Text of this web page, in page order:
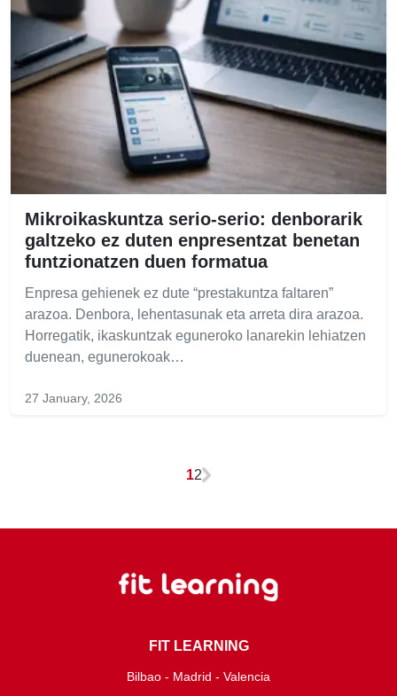
Mikroikaskuntza serio-serio: denborarik
galtzeko ez duten enpresentzat benetan
funtzionatzen duen formatua
Enpresa gehienek ez dute “prestakuntza faltaren”
arazoa. Denbora, lehentasunak eta arreta dira arazoa.
Horregatik, ikaskuntzak eguneroko lanarekin lehiatzen
duenean, egunerokoak…
27 January, 2026
12
FIT LEARNING
Bilbao - Madrid - Valencia